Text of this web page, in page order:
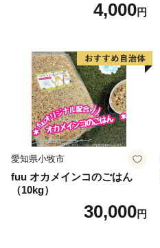
4,000円
愛知県小牧市
fuu オカメインコのごはん
（10kg）
30,000円